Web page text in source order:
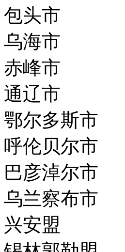
包头市
乌海市
赤峰市
通辽市
鄂尔多斯市
呼伦贝尔市
巴彦淖尔市
乌兰察布市
兴安盟